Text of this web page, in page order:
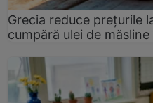
Grecia reduce prețurile
cumpără ulei de